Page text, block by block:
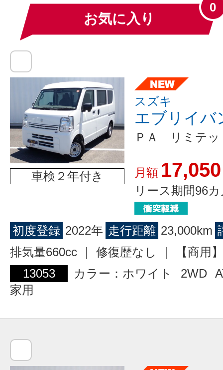
お気に入り
0
車検２年付き
スズキ
エブリイバ
ＰＡ リミテ
月額 17,050
リース期間96
初度登録 2022年 走行距離 23,000km
排気量660cc ｜ 修復歴なし ｜ 【商用
13053
カラー：ホワイト 2WD
家用